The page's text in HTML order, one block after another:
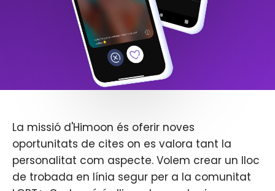
La missió d'Himoon és oferir noves
oportunitats de cites on es valora tant la
personalitat com aspecte. Volem crear un lloc
de trobada en línia segur per a la comunitat